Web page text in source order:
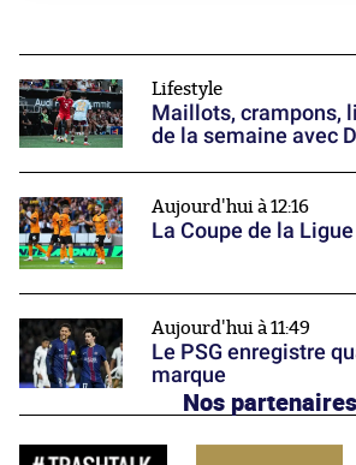
Lifestyle
Maillots, crampons,
de la semaine avec
Aujourd'hui à 12:16
La Coupe de la
Aujourd'hui à 11:49
Le PSG enregistre
marque
Nos partenaires